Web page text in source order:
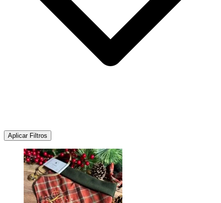
Aplicar Filtros